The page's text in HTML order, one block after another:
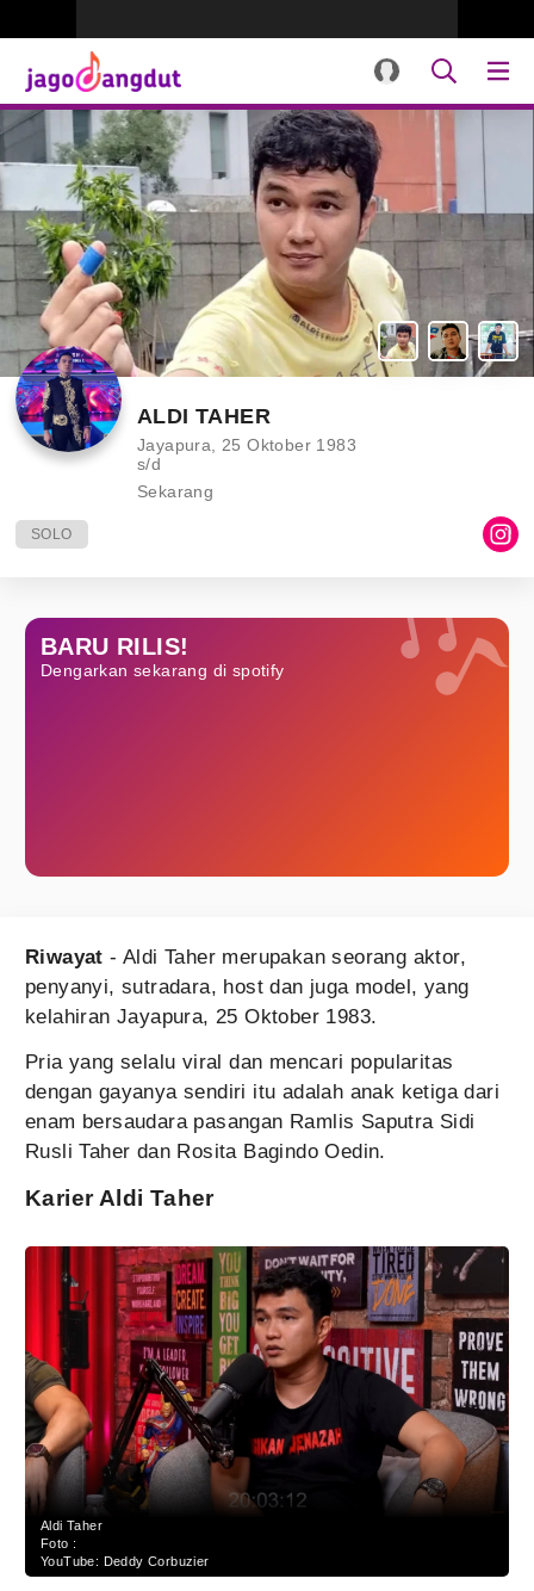
ALDI TAHER
Jayapura, 25 Oktober 1983
s/d
Sekarang
SOLO
BARU RILIS!
Dengarkan sekarang di spotify
Riwayat - Aldi Taher merupakan seorang aktor,
penyanyi, sutradara, host dan juga model, yang
kelahiran Jayapura, 25 Oktober 1983.
Pria yang selalu viral dan mencari popularitas
dengan gayanya sendiri itu adalah anak ketiga dari
enam bersaudara pasangan Ramlis Saputra Sidi
Rusli Taher dan Rosita Bagindo Oedin.
Karier Aldi Taher
Aldi Taher
Foto :
YouTube: Deddy Corbuzier